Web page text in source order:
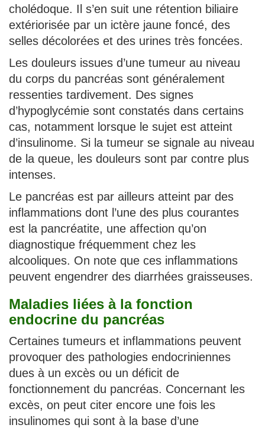
cholédoque. Il s’en suit une rétention biliaire
extériorisée par un ictère jaune foncé, des
selles décolorées et des urines très foncées.
Les douleurs issues d’une tumeur au niveau
du corps du pancréas sont généralement
ressenties tardivement. Des signes
d’hypoglycémie sont constatés dans certains
cas, notamment lorsque le sujet est atteint
d’insulinome. Si la tumeur se signale au niveau
de la queue, les douleurs sont par contre plus
intenses.
Le pancréas est par ailleurs atteint par des
inflammations dont l’une des plus courantes
est la pancréatite, une affection qu’on
diagnostique fréquemment chez les
alcooliques. On note que ces inflammations
peuvent engendrer des diarrhées graisseuses.
Maladies liées à la fonction
endocrine du pancréas
Certaines tumeurs et inflammations peuvent
provoquer des pathologies endocriniennes
dues à un excès ou un déficit de
fonctionnement du pancréas. Concernant les
excès, on peut citer encore une fois les
insulinomes qui sont à la base d’une